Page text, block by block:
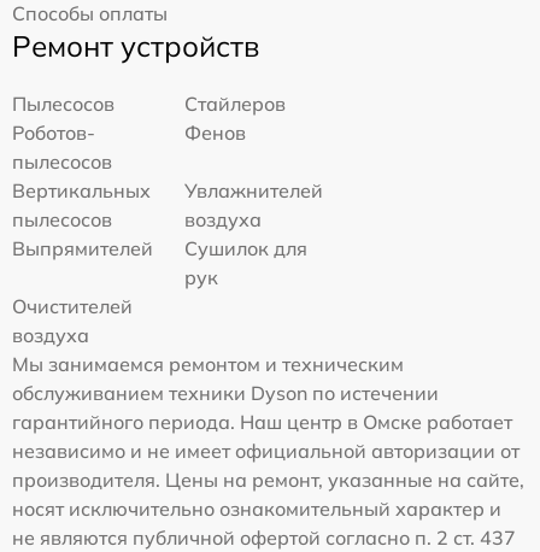
Способы оплаты
Ремонт устройств
Пылесосов
Стайлеров
Роботов-
пылесосов
Фенов
Вертикальных
пылесосов
Увлажнителей
воздуха
Выпрямителей
Сушилок для
рук
Очистителей
воздуха
Мы занимаемся ремонтом и техническим
обслуживанием техники Dyson по истечении
гарантийного периода. Наш центр в Омске работает
независимо и не имеет официальной авторизации от
производителя. Цены на ремонт, указанные на сайте,
носят исключительно ознакомительный характер и
не являются публичной офертой согласно п. 2 ст. 437